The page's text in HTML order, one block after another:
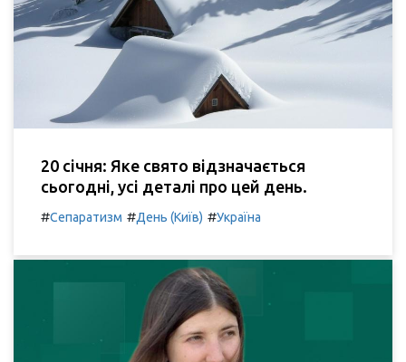
20 січня: Яке свято відзначається
сьогодні, усі деталі про цей день.
#Сепаратизм #День (Київ) #Україна